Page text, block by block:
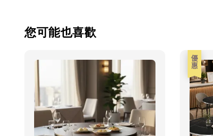
您可能也喜歡
優惠